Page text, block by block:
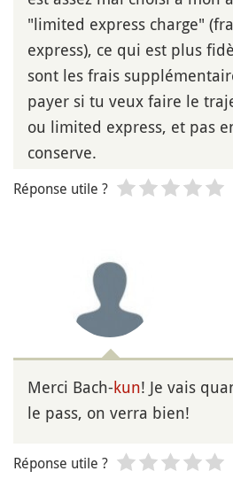
"limited express charge"
express), ce qui est plus
sont les frais
payer si tu veux faire le
ou limited express, et pas
conserve.
Réponse utile ?
Merci Bach-kun! Je vais
le pass, on verra bien!
Réponse utile ?